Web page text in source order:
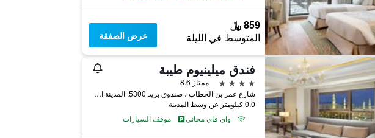
859 ﷼
المتوسط في الليلة عرض الصفقة
فندق ميلينيوم طيبة
4 نجوم
ممتاز 8.6
شارع عمر بن الخطاب ، صندوق بريد 5300, المدينة المنورة, المملكة العربية السعودية
0.0 كيلومتر عن وسط المدينة
واي فاي مجاني
موقف السيارات